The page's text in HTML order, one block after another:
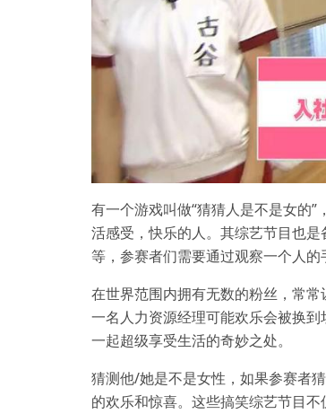
有一个游戏叫做“猜猜人是不是女的
活感受，快乐的人。其综艺节目也
等，参赛者们需要通过观察一个人的
在世界范围内拥有无数的粉丝，常常
一名人力资源经理可能欢乐会被换
一起超级享受生活的奇妙之处。
猜测他/她是不是女性，如果参赛者
的欢乐和惊喜。这些搞笑综艺节目